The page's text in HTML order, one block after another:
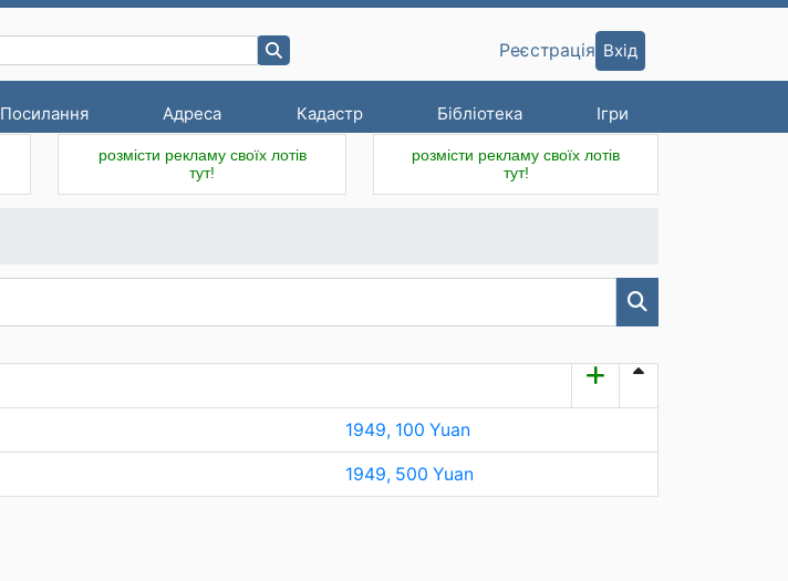
Посилання Адреса Кадастр Бібліотека Ігри
Реєстрація Вхід
розмісти рекламу своїх лотів
тут!
розмісти рекламу своїх лотів
тут!
1949, 100 Yuan
1949, 500 Yuan